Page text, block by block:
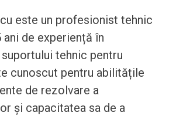
este un profesionist tehnic
ani de experiență în
tehnic pentru
cunoscut pentru abilitățile
de rezolvare a
și capacitatea sa de a